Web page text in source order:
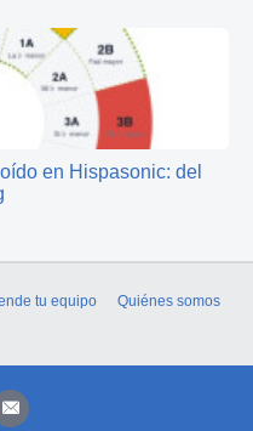
en Hispasonic: del
tu equipo
Quiénes somos